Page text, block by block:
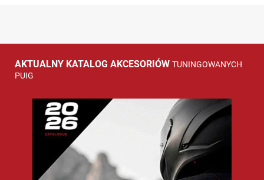
AKTUALNY KATALOG AKCESORIÓW TUNINGOWANYCH
PUIG